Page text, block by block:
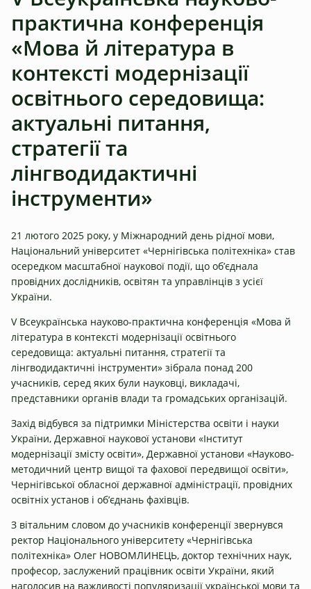
практична конференція
«Мова й література в
контексті модернізації
освітнього середовища:
актуальні питання,
стратегії та
лінгводидактичні
інструменти»
21 лютого 2025 року, у Міжнародний день рідної мови,
Національний університет «Чернігівська політехніка» став
осередком масштабної наукової події, що об’єднала
провідних дослідників, освітян та управлінців з усієї
України.
V Всеукраїнська науково-практична конференція «Мова й
література в контексті модернізації освітнього
середовища: актуальні питання, стратегії та
лінгводидактичні інструменти» зібрала понад 200
учасників, серед яких були науковці, викладачі,
представники органів влади та громадських організацій.
Захід відбувся за підтримки Міністерства освіти і науки
України, Державної наукової установи «Інститут
модернізації змісту освіти», Державної установи «Науково-
методичний центр вищої та фахової передвищої освіти»,
Чернігівської обласної державної адміністрації, провідних
освітніх установ і об’єднань фахівців.
З вітальним словом до учасників конференції звернувся
ректор Національного університету «Чернігівська
політехніка» Олег НОВОМЛИНЕЦЬ, доктор технічних наук,
професор, заслужений працівник освіти України, який
наголосив на важливості популяризації української мови та